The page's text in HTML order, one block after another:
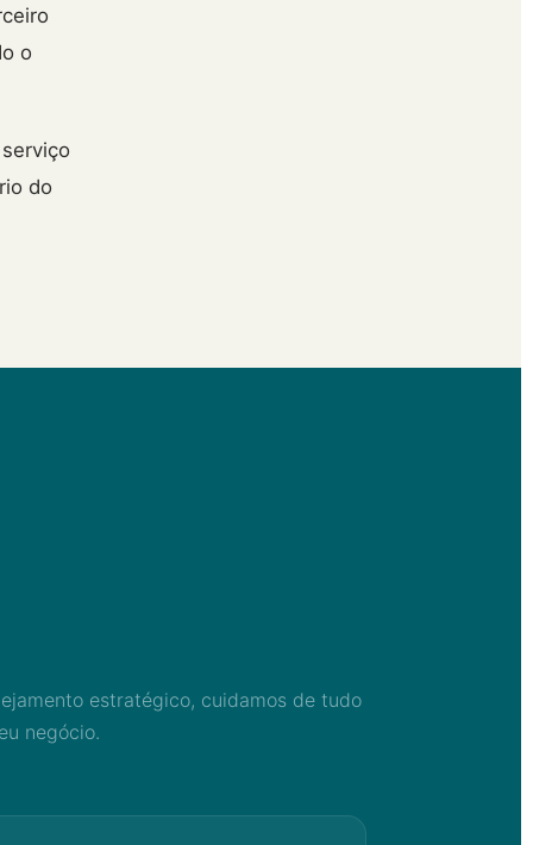
o
do
estratégico, cuidamos de tudo
negócio.